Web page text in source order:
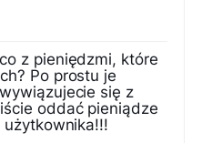
z pieniędzmi, które
Po prostu je
się z
oddać pieniądze